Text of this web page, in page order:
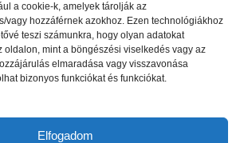
a cookie-k, amelyek tárolják az
vagy hozzáférnek azokhoz. Ezen technológiákhoz
teszi számunkra, hogy olyan adatokat
oldalon, mint a böngészési viselkedés vagy az
elmaradása vagy visszavonása
bizonyos funkciókat és funkciókat.
Elfogadom
a termékekre?
és beltéri bútoraink ápolása,
tisztítása?